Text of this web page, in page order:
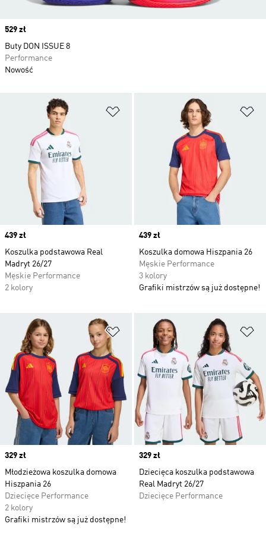
Dodaj do listy życzeń
Price
439 zł
Koszulka podstawowa Real
Madryt 26/27
Męskie Performance
2 kolory
Price
439 zł
Koszulka domowa Hiszpania 26
Męskie Performance
3 kolory
Grafiki mistrzów są już dostępne!
Dodaj do listy życzeń
Price
329 zł
Młodzieżowa koszulka domowa
Hiszpania 26
Dziecięce Performance
2 kolory
Grafiki mistrzów są już dostępne!
Price
329 zł
Dziecięca koszulka podstawowa
Real Madryt 26/27
Dziecięce Performance
Price
529 zł
Buty DON ISSUE 8
Performance
Nowość